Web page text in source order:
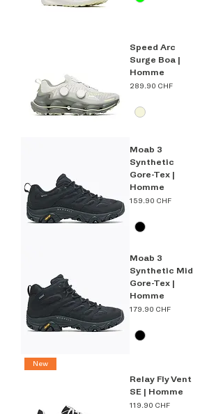
Speed Arc
Surge Boa |
Homme
Prix
289.90 CHF
Moab 3
Synthetic
Gore-Tex |
Homme
Prix
159.90 CHF
Moab 3
Synthetic Mid
Gore-Tex |
Homme
Prix
179.90 CHF
New
Relay Fly Vent
SE | Homme
Prix
119.90 CHF